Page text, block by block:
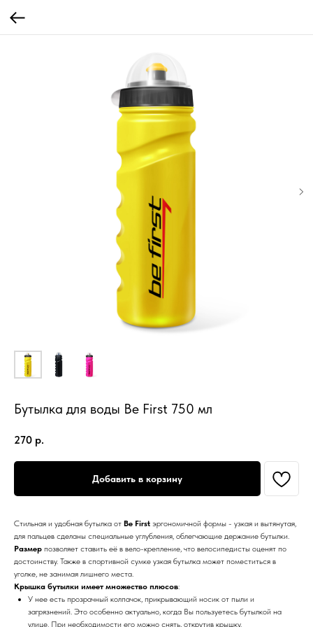
Бутылка для воды Be First 750 мл
270 р.
Добавить в корзину
Стильная и удобная бутылка от Be First эргономичной формы - узкая и вытянутая,
для пальцев сделаны специальные углубления, облегчающие держание бутылки.
Размер позволяет ставить её в вело-крепление, что велосипедисты оценят по
достоинству. Также в спортивной сумке узкая бутылка может поместиться в
уголке, не занимая лишнего места.
Крышка бутылки имеет множество плюсов:
У нее есть прозрачный колпачок, прикрывающий носик от пыли и
загрязнений. Это особенно актуально, когда Вы пользуетесь бутылкой на
улице. При необходимости его можно снять, открутив крышку.